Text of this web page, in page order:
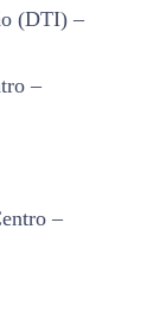
(DTI) –
–
–